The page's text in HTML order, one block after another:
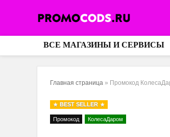
ВСЕ МАГАЗИНЫ И СЕРВИСЫ
Главная страница » Промокод
BEST SELLER
Промокод КолесаДаром